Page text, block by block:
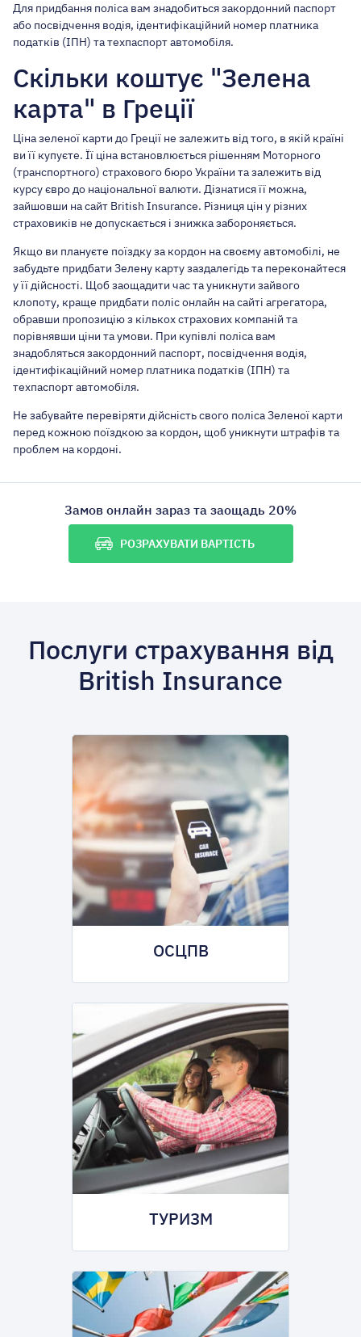
Для придбання поліса вам знадобиться закордонний паспорт
або посвідчення водія, ідентифікаційний номер платника
податків (ІПН) та техпаспорт автомобіля.
Скільки коштує "Зелена
карта" в Греції
Ціна зеленої карти до Греції не залежить від того, в якій країні
ви її купуєте. Її ціна встановлюється рішенням Моторного
(транспортного) страхового бюро України та залежить від
курсу євро до національної валюти. Дізнатися її можна,
зайшовши на сайт British Insurance. Різниця цін у різних
страховиків не допускається і знижка забороняється.
Якщо ви плануєте поїздку за кордон на своєму автомобілі, не
забудьте придбати Зелену карту заздалегідь та переконайтеся
у її дійсності. Щоб заощадити час та уникнути зайвого
клопоту, краще придбати поліс онлайн на сайті агрегатора,
обравши пропозицію з кількох страхових компаній та
порівнявши ціни та умови. При купівлі поліса вам
знадобляться закордонний паспорт, посвідчення водія,
ідентифікаційний номер платника податків (ІПН) та
техпаспорт автомобіля.
Не забувайте перевіряти дійсність свого поліса Зеленої карти
перед кожною поїздкою за кордон, щоб уникнути штрафів та
проблем на кордоні.
Замов онлайн зараз та заощадь 20%
РОЗРАХУВАТИ ВАРТІСТЬ
Послуги страхування від
British Insurance
ОСЦПВ
ТУРИЗМ